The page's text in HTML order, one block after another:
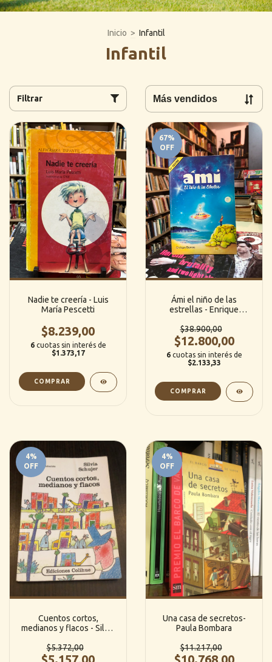
Inicio > Infantil
Infantil
Filtrar
Nadie te creería - Luis
María Pescetti
$8.239,00
6 cuotas sin interés de
$1.373,17
67%
OFF
Ámi el niño de las
estrellas - Enrique
$38.900,00
$12.800,00
6 cuotas sin interés de
$2.133,33
4%
OFF
Cuentos cortos,
medianos y flacos - Silvia
$5.372,00
$5.157,00
4%
OFF
Una casa de secretos-
Paula Bombara
$11.217,00
$10.768,00